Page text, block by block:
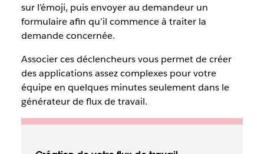
sur l’émoji, puis envoyer au demandeur un
formulaire afin qu’il commence à traiter la
demande concernée.
Associer ces déclencheurs vous permet de créer
des applications assez complexes pour votre
équipe en quelques minutes seulement dans le
générateur de flux de travail.